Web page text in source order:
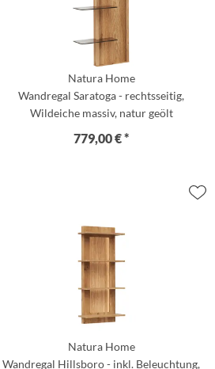
Natura Home
Wandregal Saratoga - rechtsseitig,
Wildeiche massiv, natur geölt
779,00 € *
Natura Home
Wandregal Hillsboro - inkl. Beleuchtung,